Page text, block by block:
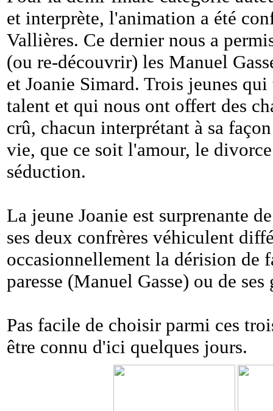
et interprète, l'animation a été
Vallières. Ce dernier nous a
(ou re-découvrir) les Manuel
et Joanie Simard. Trois jeunes
talent et qui nous ont offert des
crû, chacun interprétant à sa
vie, que ce soit l'amour, le
séduction.
La jeune Joanie est surprenante
ses deux confrères véhiculent
occasionnellement la dérision de
paresse (Manuel Gasse) ou de
Pas facile de choisir parmi ces
être connu d'ici quelques jours.